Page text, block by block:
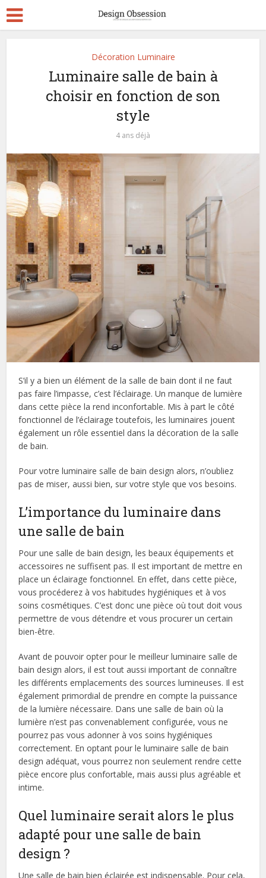
Décoration Luminaire
Luminaire salle de bain à
choisir en fonction de son
style
4 ans déjà
S’il y a bien un élément de la salle de bain dont il ne faut
pas faire l’impasse, c’est l’éclairage. Un manque de lumière
dans cette pièce la rend inconfortable. Mis à part le côté
fonctionnel de l’éclairage toutefois, les luminaires jouent
également un rôle essentiel dans la décoration de la salle
de bain.
Pour votre luminaire salle de bain design alors, n’oubliez
pas de miser, aussi bien, sur votre style que vos besoins.
L’importance du luminaire dans
une salle de bain
Pour une salle de bain design, les beaux équipements et
accessoires ne suffisent pas. Il est important de mettre en
place un éclairage fonctionnel. En effet, dans cette pièce,
vous procéderez à vos habitudes hygiéniques et à vos
soins cosmétiques. C’est donc une pièce où tout doit vous
permettre de vous détendre et vous procurer un certain
bien-être.
Avant de pouvoir opter pour le meilleur luminaire salle de
bain design alors, il est tout aussi important de connaître
les différents emplacements des sources lumineuses. Il est
également primordial de prendre en compte la puissance
de la lumière nécessaire. Dans une salle de bain où la
lumière n’est pas convenablement configurée, vous ne
pourrez pas vous adonner à vos soins hygiéniques
correctement. En optant pour le luminaire salle de bain
design adéquat, vous pourrez non seulement rendre cette
pièce encore plus confortable, mais aussi plus agréable et
intime.
Quel luminaire serait alors le plus
adapté pour une salle de bain
design ?
Une salle de bain bien éclairée est indispensable. Pour cela,